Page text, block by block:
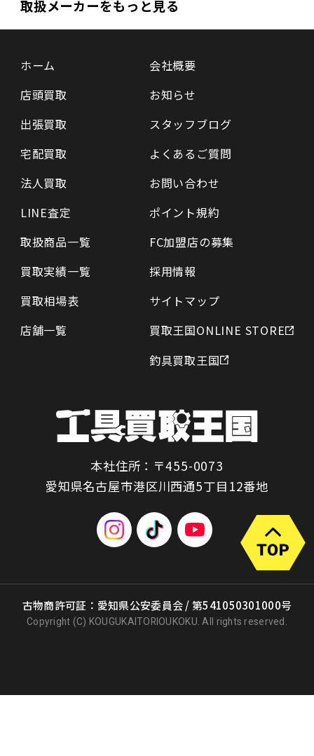
取扱メーカーをもっと見る
ホーム
店頭買取
出張買取
宅配買取
法人買取
LINE査定
取扱商品一覧
買取実績一覧
買取相場表
店舗一覧
会社概要
お知らせ
スタッフブログ
よくあるご質問
お問い合わせ
ポイント規約
FC加盟店の募集
採用情報
サイトマップ
買取王国ONLINE STORE
釣具買取王国
本社住所：〒455-0073
愛知県名古屋市港区川西通5丁目12番地
古物商許可証：愛知県公安委員会 / 第541050301000号
Copyright (C) KOUGUKAITORIOUKOKU. All rights reserved.